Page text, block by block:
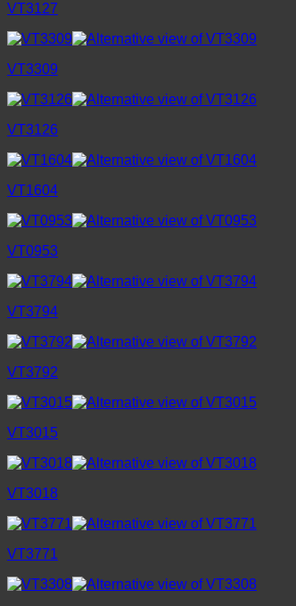
VT3127
VT3309
VT3126
VT1604
VT0953
VT3794
VT3792
VT3015
VT3018
VT3771